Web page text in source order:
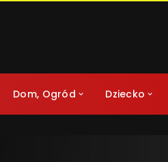
Dom, Ogród Dziecko